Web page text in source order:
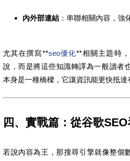
內外部連結 ：串聯相關內容，強
尤其在撰寫**seo優化**相關主題時
說，而是將這些知識轉譯為一般讀者
本身是一種橋樑，它讓資訊能更快抵達
四、實戰篇：從谷歌
若說內容為王，那搜尋引擎就像整個